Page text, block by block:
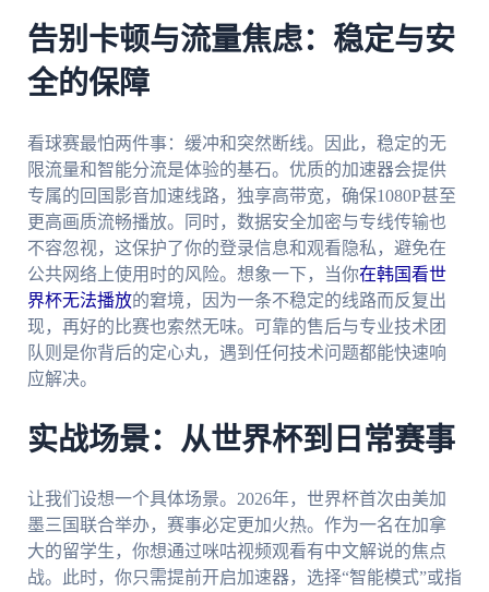
告别卡顿与流量焦虑：稳定与安
全的保障
看球赛最怕两件事：缓冲和突然断线。因此，稳定的无
限流量和智能分流是体验的基石。优质的加速器会提供
专属的回国影音加速线路，独享高带宽，确保1080P甚至
更高画质流畅播放。同时，数据安全加密与专线传输也
不容忽视，这保护了你的登录信息和观看隐私，避免在
公共网络上使用时的风险。想象一下，当你在韩国看世
界杯无法播放的窘境，因为一条不稳定的线路而反复出
现，再好的比赛也索然无味。可靠的售后与专业技术团
队则是你背后的定心丸，遇到任何技术问题都能快速响
应解决。
实战场景：从世界杯到日常赛事
让我们设想一个具体场景。2026年，世界杯首次由美加
墨三国联合举办，赛事必定更加火热。作为一名在加拿
大的留学生，你想通过咪咕视频观看有中文解说的焦点
战。此时，你只需提前开启加速器，选择“智能模式”或指